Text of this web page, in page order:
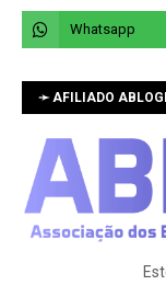
➛ AFILIADO